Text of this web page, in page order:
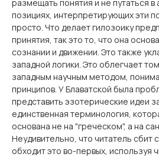
размещать понятия и не путаться в
позициях, интерпретирующих эти
просто. Что делает гилозоику
принятия, так это то, что она
сознании и движении. Это также
западной логики. Это облегчает
западным научным методом,
принципов. У Блаватской была
представить эзотерические идеи
единственная терминология,
основана не на "греческом", а на
Неудивительно, что читатель сбит
обходит это во-первых, используя